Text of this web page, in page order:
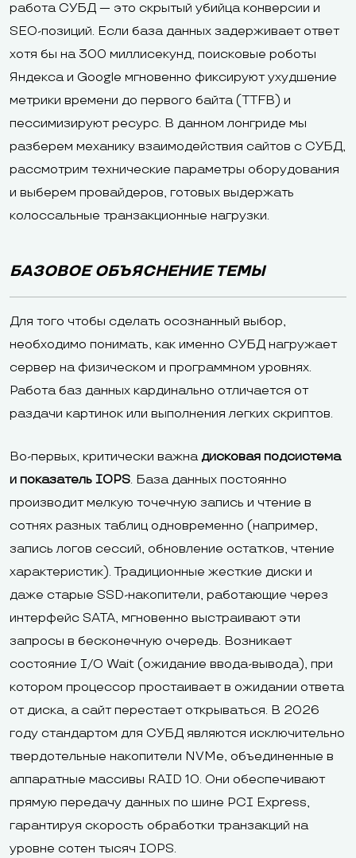
работа СУБД — это скрытый убийца конверсии и
SEO-позиций. Если база данных задерживает ответ
хотя бы на 300 миллисекунд, поисковые роботы
Яндекса и Google мгновенно фиксируют ухудшение
метрики времени до первого байта (TTFB) и
пессимизируют ресурс. В данном лонгриде мы
разберем механику взаимодействия сайтов с СУБД,
рассмотрим технические параметры оборудования
и выберем провайдеров, готовых выдержать
колоссальные транзакционные нагрузки.
БАЗОВОЕ ОБЪЯСНЕНИЕ ТЕМЫ
Для того чтобы сделать осознанный выбор,
необходимо понимать, как именно СУБД нагружает
сервер на физическом и программном уровнях.
Работа баз данных кардинально отличается от
раздачи картинок или выполнения легких скриптов.
Во-первых, критически важнадисковая подсистема
и показатель IOPS. База данных постоянно
производит мелкую точечную запись и чтение в
сотнях разных таблиц одновременно (например,
запись логов сессий, обновление остатков, чтение
характеристик). Традиционные жесткие диски и
даже старые SSD-накопители, работающие через
интерфейс SATA, мгновенно выстраивают эти
запросы в бесконечную очередь. Возникает
состояние I/O Wait (ожидание ввода-вывода), при
котором процессор простаивает в ожидании ответа
от диска, а сайт перестает открываться. В 2026
году стандартом для СУБД являются исключительно
твердотельные накопители NVMe, объединенные в
аппаратные массивы RAID 10. Они обеспечивают
прямую передачу данных по шине PCI Express,
гарантируя скорость обработки транзакций на
уровне сотен тысяч IOPS.